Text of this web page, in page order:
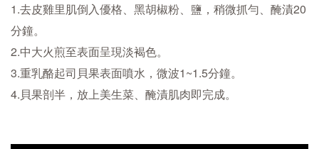
1.去皮雞里肌倒入優格、黑胡椒粉、鹽，稍微抓勻、醃漬20
分鐘。
2.中大火煎至表面呈現淡褐色。
3.重乳酪起司貝果表面噴水，微波1~1.5分鐘。
4.貝果剖半，放上美生菜、醃漬肌肉即完成。